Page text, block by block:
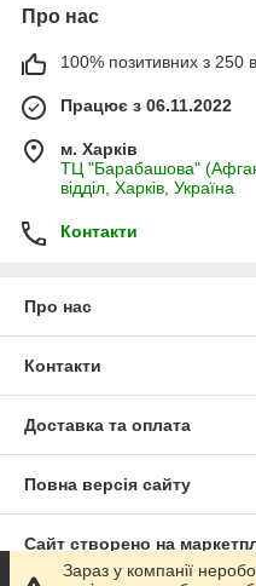
Про нас
100% позитивних з 250
Працює з 06.11.2022
м. Харків
ТЦ "Барабашова"
відділ, Харків, Україна
Контакти
Про нас
Контакти
Доставка та оплата
Повна версія сайту
Сайт створено на
Зараз у компанії